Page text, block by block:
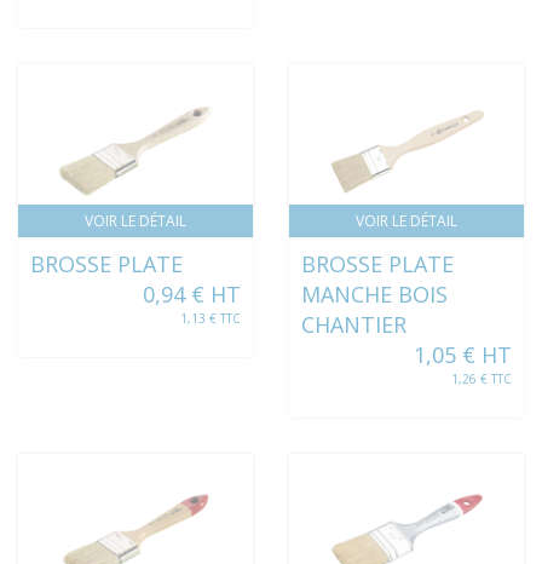
VOIR LE DÉTAIL
BROSSE PLATE
0,94 € HT
1,13 € TTC
VOIR LE DÉTAIL
BROSSE PLATE
MANCHE BOIS
CHANTIER
1,05 € HT
1,26 € TTC